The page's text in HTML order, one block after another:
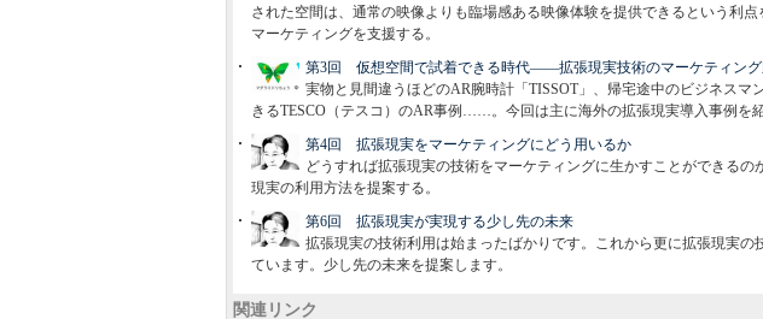
された空間は、通常の映像よりも臨場感ある映像体験を提供できるという利
マーケティングを支援する。
第3回 仮想空間で試着できる時代――拡張現実技術のマーケティング
実物と見間違うほどのAR腕時計「TISSOT」、帰宅途中のビジネスマ
きるTESCO（テスコ）のAR事例……。今回は主に海外の拡張現実導入事例を紹
第4回 拡張現実をマーケティングにどう用いるか
どうすれば拡張現実の技術をマーケティングに生かすことができる
現実の利用方法を提案する。
第6回 拡張現実が実現する少し先の未来
拡張現実の技術利用は始まったばかりです。これから更に拡張現実の
ています。少し先の未来を提案します。
関連リンク